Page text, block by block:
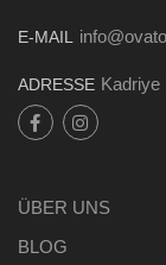
E-MAIL
ADRESSE Kadriye
ÜBER UNS
BLOG